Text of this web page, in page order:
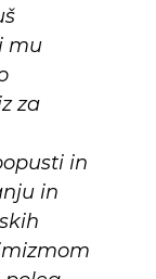
mu
za
in
in